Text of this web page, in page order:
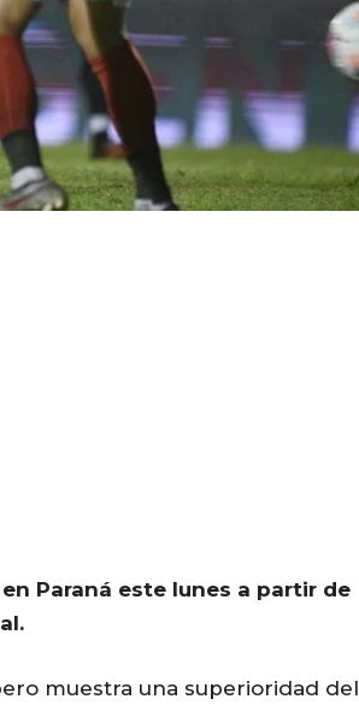
Paraná este lunes a partir de
muestra una superioridad del